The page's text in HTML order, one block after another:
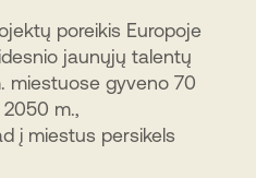
poreikis Europoje
jaunųjų talentų
miestuose gyveno 70
m.,
į miestus persikels